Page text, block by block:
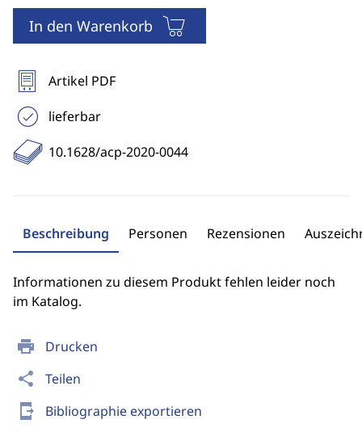
print Drucken
share Teilen
send_to_mobile Bibliographie exportieren
In den Warenkorb
Artikel PDF
lieferbar
10.1628/acp-2020-0044
Beschreibung Personen Rezensionen
Informationen zu diesem Produkt fehlen leider noch
im Katalog.